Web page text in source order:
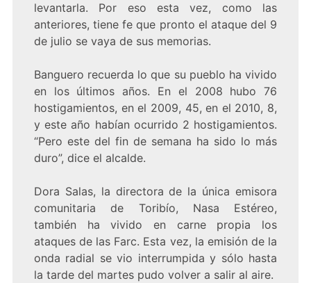
levantarla. Por eso esta vez, como las
anteriores, tiene fe que pronto el ataque del 9
de julio se vaya de sus memorias.
Banguero recuerda lo que su pueblo ha vivido
en los últimos años. En el 2008 hubo 76
hostigamientos, en el 2009, 45, en el 2010, 8,
y este año habían ocurrido 2 hostigamientos.
“Pero este del fin de semana ha sido lo más
duro”, dice el alcalde.
Dora Salas, la directora de la única emisora
comunitaria de Toribío, Nasa Estéreo,
también ha vivido en carne propia los
ataques de las Farc. Esta vez, la emisión de la
onda radial se vio interrumpida y sólo hasta
la tarde del martes pudo volver a salir al aire.